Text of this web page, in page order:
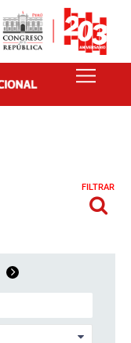
FILTRAR